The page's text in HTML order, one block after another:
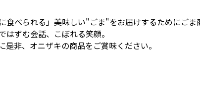
食べられる」美味しい"ごま"をお届けするためにごま
はずむ会話、こぼれる笑顔。
是非、オニザキの商品をご賞味ください。